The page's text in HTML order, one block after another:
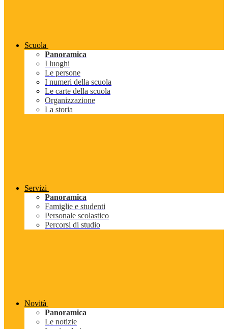
Scuola
Panoramica
I luoghi
Le persone
I numeri della scuola
Le carte della scuola
Organizzazione
La storia
Servizi
Panoramica
Famiglie e studenti
Personale scolastico
Percorsi di studio
Novità
Panoramica
Le notizie